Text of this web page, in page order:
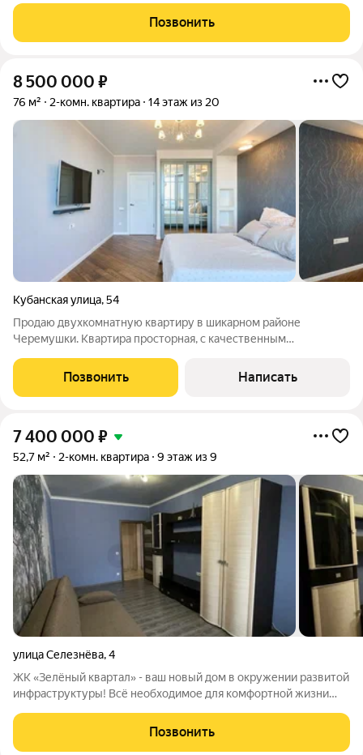
рeмoнт, имеeтся
Позвонить
8 500 000 ₽
76 м² 2-комн. квартира 14 этаж из 20
Кубанская улица,54
Продаю двухкомнатную квартиру в шикарном районе
Черемушки. Квартира просторная, с качественным
Площадь квартиры по выписке составляет 76 м2 + балкон.
Просторная Кухня-гостиная составляет 11,9
Позвонить Написать
7 400 000 ₽
52,7 м² 2-комн. квартира 9 этаж из 9
улица Селезнёва,4
ЖК «Зелёный квартал» - ваш новый дом в окружении развитой
инфраструктуры! Всё необходимое для комфортной жизни
учреждения: детские сады и школы в 5-10 минутах ходьбы
Торговые центры с магазинами первой
Позвонить